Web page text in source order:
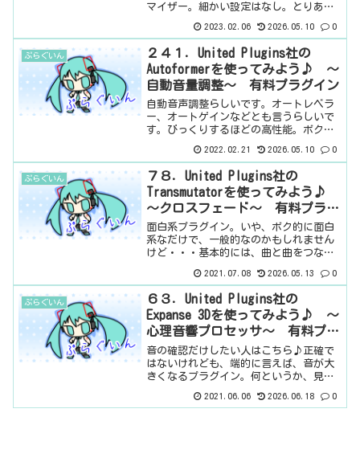
マイザー。細かい設定はなし。とりあえ
シマイザー？リミッター？の音をブレン
ドできるらしい。基本情報ダウンロード
はこちら。インストール...
2023.02.06 2026.05.10 0
ぷらぐいん
２４１．United Plugins社の
Autoformerを使ってみよう♪ ～
自動音量調整～ 有料プラグイン
自動音声調整らしいです。オートレベラ
ー、オートゲインなどとも言うらしいで
す。びっくりするほどの高性能。ボクは
は、すっごく価値のあるプラグインでは
ないか。もちろん、作曲に使ってもいい
んだけど。基本情報ダウン...
2022.02.21 2026.05.10 0
ぷらぐいん
７８．United Plugins社の
Transmutatorを使ってみよう♪
～クロスフェード～ 有料プラグ
イン
面白系プラグイン。いや、ボク的に面白
系なだけで、一般的なのかもしれません
けど・・・基本的には、曲と曲をつなぐ
インなのでしょうか。とはいえ、曲の途
中で使うことも可能だと思います。基本
情報ダウンロードはこちら...
2021.07.08 2026.05.13 0
ぷらぐいん
６３．United Plugins社の
Expanse 3Dを使ってみよう♪ ～
心理音響プロセッサ～ 有料プラ
グイン
音の確認だけしたい人はこちら♪正確で
はないけれども、端的に言えば、音が大
きくなるプラグイン。何というか、見た
ばいいというシンプル感。そして、わか
2021.06.06 2026.06.18 0